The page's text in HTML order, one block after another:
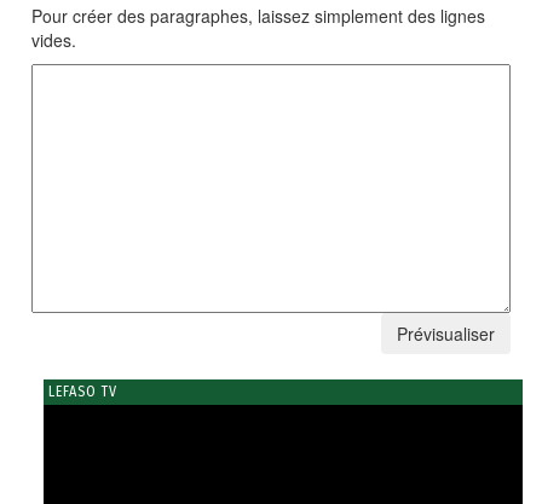
Pour créer des paragraphes, laissez simplement des lignes
vides.
LEFASO TV